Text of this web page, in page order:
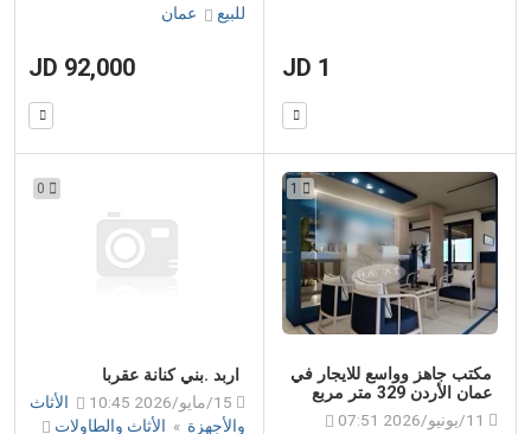
1 JD
للبيع عمان
92,000 JD
مكتب جاهز وواسع للايجار في
عمان الأردن 329 متر مربع
اربد .بني كنانة عقربا
الأثاث
والأجهزة » الأثاث والطاولات